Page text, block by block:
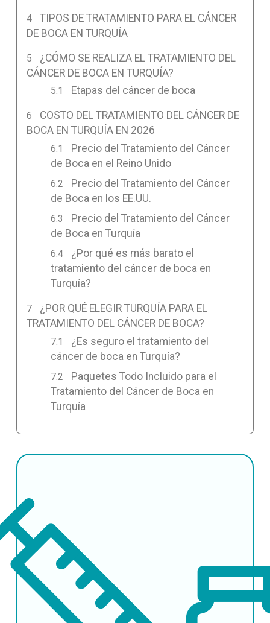
TIPOS DE TRATAMIENTO PARA EL CÁNCER
DE BOCA EN TURQUÍA
¿CÓMO SE REALIZA EL TRATAMIENTO DEL
CÁNCER DE BOCA EN TURQUÍA?
Etapas del cáncer de boca
COSTO DEL TRATAMIENTO DEL CÁNCER DE
BOCA EN TURQUÍA EN 2026
Precio del Tratamiento del Cáncer
de Boca en el Reino Unido
Precio del Tratamiento del Cáncer
de Boca en los EE.UU.
Precio del Tratamiento del Cáncer
de Boca en Turquía
¿Por qué es más barato el
tratamiento del cáncer de boca en
Turquía?
¿POR QUÉ ELEGIR TURQUÍA PARA EL
TRATAMIENTO DEL CÁNCER DE BOCA?
¿Es seguro el tratamiento del
cáncer de boca en Turquía?
Paquetes Todo Incluido para el
Tratamiento del Cáncer de Boca en
Turquía